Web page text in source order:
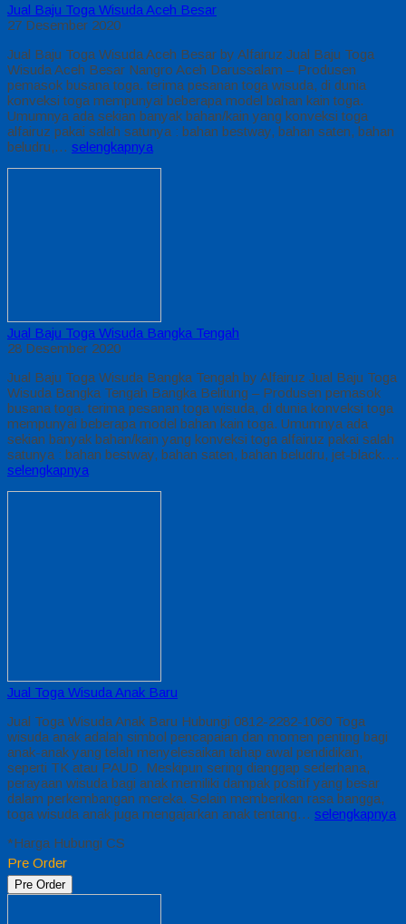
Jual Baju Toga Wisuda Aceh Besar
27 Desember 2020
Jual Baju Toga Wisuda Aceh Besar by Alfairuz Jual Baju Toga
Wisuda Aceh Besar Nangro Aceh Darussalam – Produsen
pemasok busana toga. terima pesanan toga wisuda, di dunia
konveksi toga mempunyai beberapa model bahan kain toga.
Umumnya ada sekian banyak bahan/kain yang konveksi toga
alfairuz pakai salah satunya : bahan bestway, bahan saten, bahan
beludru,… selengkapnya
Jual Baju Toga Wisuda Bangka Tengah
28 Desember 2020
Jual Baju Toga Wisuda Bangka Tengah by Alfairuz Jual Baju Toga
Wisuda Bangka Tengah Bangka Belitung – Produsen pemasok
busana toga. terima pesanan toga wisuda, di dunia konveksi toga
mempunyai beberapa model bahan kain toga. Umumnya ada
sekian banyak bahan/kain yang konveksi toga alfairuz pakai salah
satunya : bahan bestway, bahan saten, bahan beludru, jet-black….
selengkapnya
Jual Toga Wisuda Anak Baru
Jual Toga Wisuda Anak Baru Hubungi 0812-2282-1060 Toga
wisuda anak adalah simbol pencapaian dan momen penting bagi
anak-anak yang telah menyelesaikan tahap awal pendidikan,
seperti TK atau PAUD. Meskipun sering dianggap sederhana,
perayaan wisuda bagi anak memiliki dampak positif yang besar
dalam perkembangan mereka. Selain memberikan rasa bangga,
toga wisuda anak juga mengajarkan anak tentang… selengkapnya
*Harga Hubungi CS
Pre Order
Pre Order